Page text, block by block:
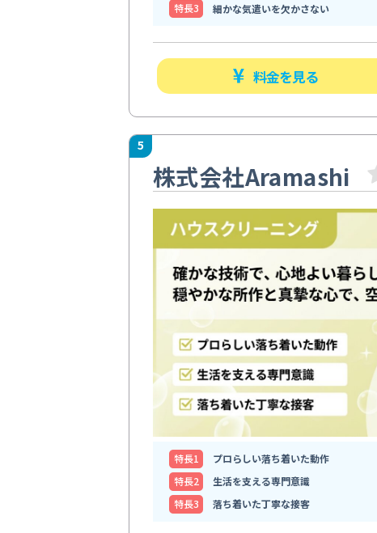
特⻑3
細かな気遣いを欠かさない
料金を見る
5
株式会社Aramashi
特⻑1
プロらしい落ち着いた動作
特⻑2
生活を支える専門意識
特⻑3
落ち着いた丁寧な接客